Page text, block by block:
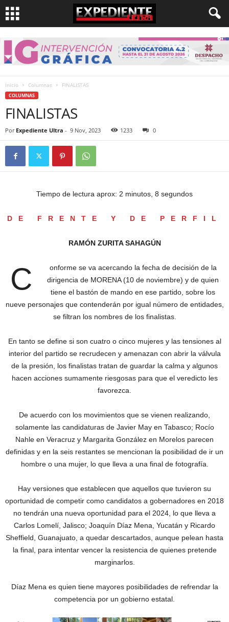
Inicio Columnas FINALISTAS
COLUMNAS
FINALISTAS
Por Expediente Ultra - 9 Nov, 2023 1233 0
Tiempo de lectura aprox: 2 minutos, 8 segundos
DE FRENTE Y DE PERFIL
RAMÓN ZURITA SAHAGÚN
C
onforme se va acercando la fecha de decisión de la
dirigencia de MORENA (10 de noviembre) y de quien
tiene el bastón de mando en ese partido, sobre los
nueve personajes que contenderán por igual número de entidades,
se filtran los nombres de los finalistas.
En tanto se define si son cuatro o cinco mujeres y las tensiones al
interior del partido se recrudecen y amenazan con abrir la válvula
de la presión, los finalistas tratan de guardar la calma y algunos
hacen acciones sumamente riesgosas para que el veredicto les
favorezca.
De acuerdo con los movimientos que se vienen realizando,
solamente las candidaturas de Javier May en Tabasco; Rocío
Nahle en Veracruz y Margarita González en Morelos parecen
definidas y en la seis restantes se mencionan la posibilidad de ir un
hombre o una mujer, lo que lleva a una final de fotografía.
Hay versiones que establecen que aquellos que tuvieron su
oportunidad de competir como candidatos a gobernadores en 2018
no tendrán una nueva oportunidad para el 2024, lo que lleva a
Carlos Lomelí, Jalisco; Joaquín Díaz Mena, Yucatán y Ricardo
Sheffield, Guanajuato, a quedar descartados, aunque pelean hasta
la final, para intentar vencer la resistencia de quienes pretende
marginarlos.
Díaz Mena es quien tiene mayores posibilidades de refrendar la
competencia por un gobierno estatal.